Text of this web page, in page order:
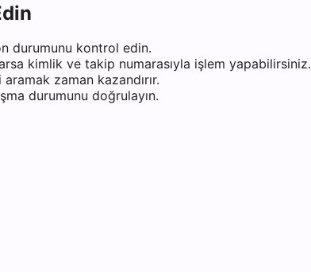
durumunu kontrol edin.
kimlik ve takip numarasıyla işlem yapabilirsiniz.
zaman kazandırır.
durumunu doğrulayın.